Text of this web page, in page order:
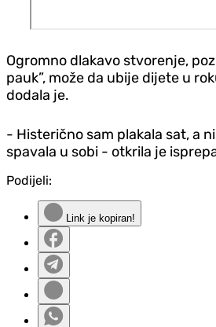
Ogromno dlakavo stvorenje,
pauk”, može da ubije dijete u
dodala je.
- Histerično sam plakala sat, a
spavala u sobi - otkrila je
Podijeli:
Link je kopiran!